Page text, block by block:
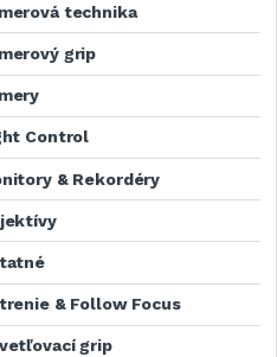
technika
grip
Control
& Rekordéry
& Follow Focus
grip